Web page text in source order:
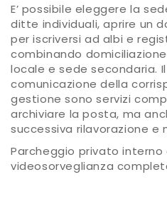
E’ possibile eleggere la
ditte individuali, aprire un
per iscriversi ad albi e
combinando
locale e sede secondaria.
comunicazione della
gestione sono servizi
archiviare la posta, ma
successiva rilavorazione e
Parcheggio privato interno
videosorveglianza